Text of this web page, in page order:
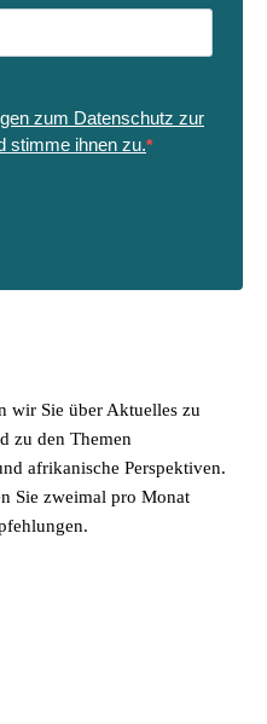
zum Datenschutz zur
stimme ihnen zu.
wir Sie über Aktuelles zu
zu den Themen
afrikanische Perspektiven.
Sie zweimal pro Monat